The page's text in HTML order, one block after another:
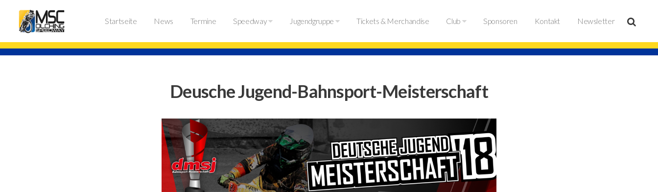
Startseite News Termine Speedway Jugendgruppe Tickets & Merchandise Club Sponsoren Kontakt Newsletter
Deusche Jugend-Bahnsport-Meisterschaft